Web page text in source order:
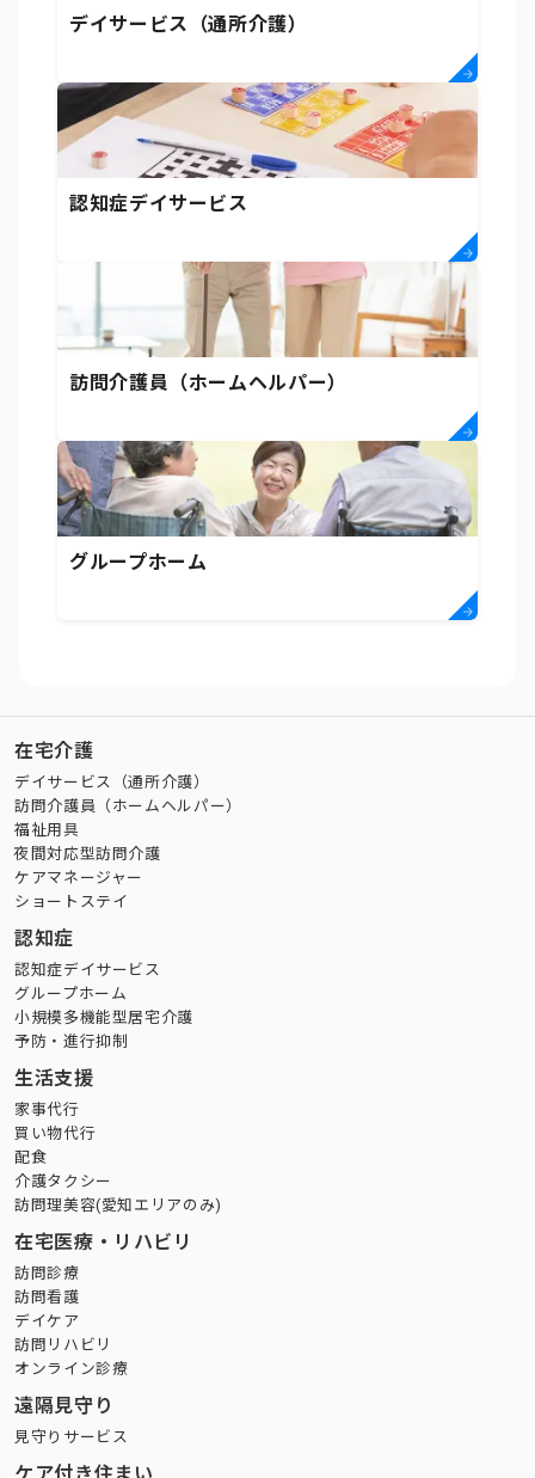
デイサービス（通所介護）
認知症デイサービス
訪問介護員（ホームヘルパー）
グループホーム
在宅介護
デイサービス（通所介護）
訪問介護員（ホームヘルパー）
福祉用具
夜間対応型訪問介護
ケアマネージャー
ショートステイ
認知症
認知症デイサービス
グループホーム
小規模多機能型居宅介護
予防・進行抑制
生活支援
家事代行
買い物代行
配食
介護タクシー
訪問理美容(愛知エリアのみ)
在宅医療・リハビリ
訪問診療
訪問看護
デイケア
訪問リハビリ
オンライン診療
遠隔見守り
見守りサービス